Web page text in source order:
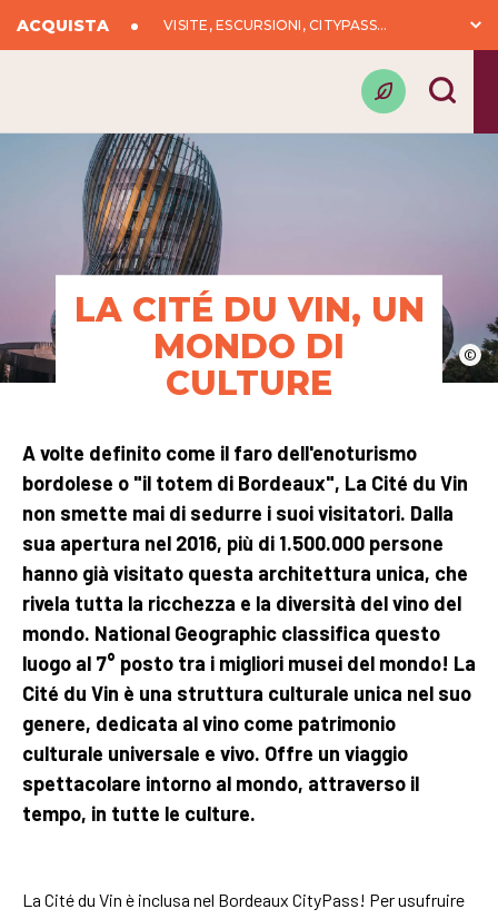
ACQUISTA VISITE, ESCURSIONI, CITYPASS...
©
LA CITÉ DU VIN, UN
MONDO DI
CULTURE
A volte definito come il faro dell'enoturismo
bordolese o "il totem di Bordeaux", La Cité du Vin
non smette mai di sedurre i suoi visitatori. Dalla
sua apertura nel 2016, più di 1.500.000 persone
hanno già visitato questa architettura unica, che
rivela tutta la ricchezza e la diversità del vino del
mondo. National Geographic classifica questo
luogo al 7° posto tra i migliori musei del mondo! La
Cité du Vin è una struttura culturale unica nel suo
genere, dedicata al vino come patrimonio
culturale universale e vivo. Offre un viaggio
spettacolare intorno al mondo, attraverso il
tempo, in tutte le culture.
La Cité du Vin è inclusa nel Bordeaux CityPass! Per usufruire